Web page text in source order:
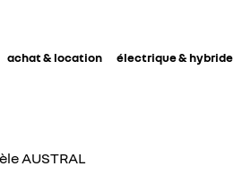
achat & location électrique & hybride
AUSTRAL